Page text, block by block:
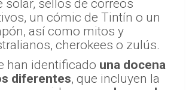
solar, sellos de correos
un cómic de Tintín o un
así como mitos y
cherokees o zulús.
han identificado una docena
diferentes, que incluyen la